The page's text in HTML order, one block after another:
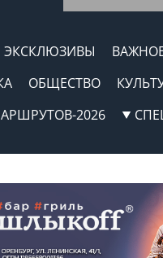
ЭКСКЛЮЗИВЫ
ОБЩЕСТВО
2026